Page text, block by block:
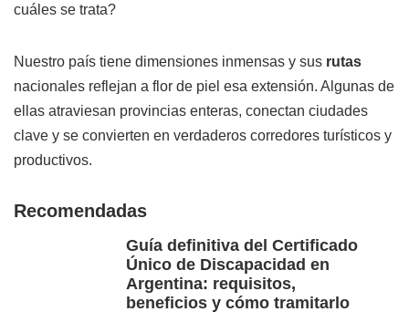
cuáles se trata?
Nuestro país tiene dimensiones inmensas y sus rutas
nacionales reflejan a flor de piel esa extensión. Algunas de
ellas atraviesan provincias enteras, conectan ciudades
clave y se convierten en verdaderos corredores turísticos y
productivos.
Recomendadas
Guía definitiva del Certificado
Único de Discapacidad en
Argentina: requisitos,
beneficios y cómo tramitarlo